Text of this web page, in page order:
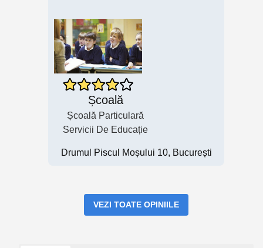
Școală
Școală Particulară
Servicii De Educație
Drumul Piscul Moșului 10, București
VEZI TOATE OPINIILE